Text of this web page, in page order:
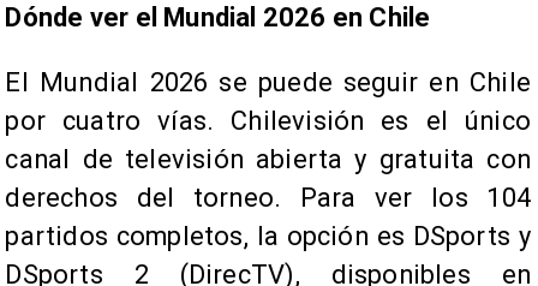
Dónde ver el Mundial 2026 en Chile
El Mundial 2026 se puede seguir en Chile
por cuatro vías. Chilevisión es el único
canal de televisión abierta y gratuita con
derechos del torneo. Para ver los 104
partidos completos, la opción es DSports y
DSports 2 (DirecTV), disponibles en